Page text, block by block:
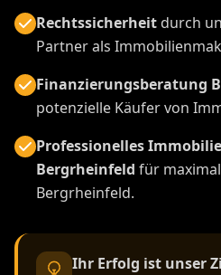
Rechtssicherheitdurch
Partner als
Finanzierungsberatung
potenzielle Käufer von
Professionelles
Bergrheinfeld für
Bergrheinfeld.
Ihr Erfolg ist unser